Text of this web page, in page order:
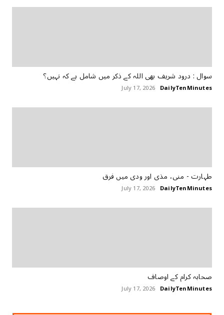
سوال : درود شریف بھی اللہ کے ذکر میں شامل ہے کہ نہیں؟
DailyTenMinutes
July 17, 2026
طہارت ‏- منی، مذی اور ودی میں فرق
DailyTenMinutes
July 17, 2026
ﺻﺤﺎﺑﮧ ﮐﺮﺍﻡ ﮐﮯ ﺍﻭﺻﺎﻑ
DailyTenMinutes
July 17, 2026